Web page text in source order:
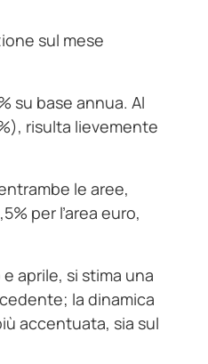
sul mese
su base annua. Al
risulta lievemente
le aree,
per l’area euro,
aprile, si stima una
la dinamica
accentuata, sia sul